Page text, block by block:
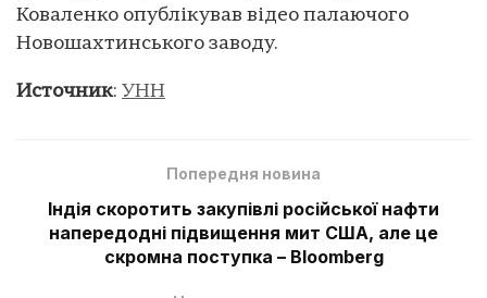
Коваленко опублікував відео палаючого
Новошахтинського заводу.
Источник: УНН
Попередня новина
Індія скоротить закупівлі російської нафти
напередодні підвищення мит США, але це
скромна поступка – Bloomberg